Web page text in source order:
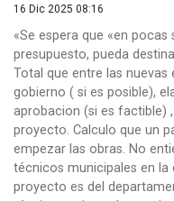
16 Dic 2025 08:16
«Se espera que «en pocas
presupuesto, pueda
Total que entre las
gobierno ( si es posible),
aprobacion (si es factible)
proyecto. Calculo que un
empezar las obras. No
técnicos municipales en la
proyecto es del